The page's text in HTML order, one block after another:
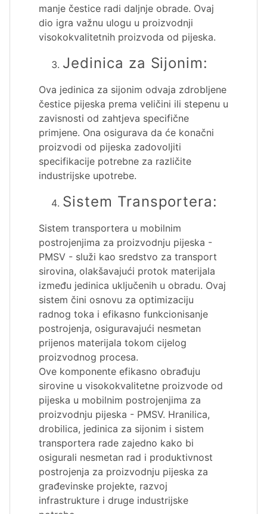
manje čestice radi daljnje obrade. Ovaj
dio igra važnu ulogu u proizvodnji
visokokvalitetnih proizvoda od pijeska.
Jedinica za Sijonim:
Ova jedinica za sijonim odvaja zdrobljene
čestice pijeska prema veličini ili stepenu u
zavisnosti od zahtjeva specifične
primjene. Ona osigurava da će konačni
proizvodi od pijeska zadovoljiti
specifikacije potrebne za različite
industrijske upotrebe.
Sistem Transportera:
Sistem transportera u mobilnim
postrojenjima za proizvodnju pijeska -
PMSV - služi kao sredstvo za transport
sirovina, olakšavajući protok materijala
između jedinica uključenih u obradu. Ovaj
sistem čini osnovu za optimizaciju
radnog toka i efikasno funkcionisanje
postrojenja, osiguravajući nesmetan
prijenos materijala tokom cijelog
proizvodnog procesa.
Ove komponente efikasno obrađuju
sirovine u visokokvalitetne proizvode od
pijeska u mobilnim postrojenjima za
proizvodnju pijeska - PMSV. Hranilica,
drobilica, jedinica za sijonim i sistem
transportera rade zajedno kako bi
osigurali nesmetan rad i produktivnost
postrojenja za proizvodnju pijeska za
građevinske projekte, razvoj
infrastrukture i druge industrijske